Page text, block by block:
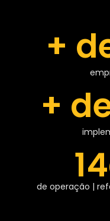
+
+
de operação |
14